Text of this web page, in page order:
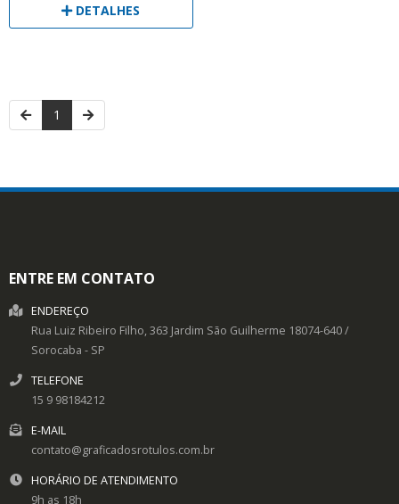
DETALHES
1
ENTRE EM CONTATO
ENDEREÇO
Rua Luiz Ribeiro Filho, 363 Jardim São Guilherme 18074-640/
Sorocaba - SP
TELEFONE
15 9 98184212
E-MAIL
contato@graficadosrotulos.com.br
HORÁRIO DE ATENDIMENTO
9h as 18h